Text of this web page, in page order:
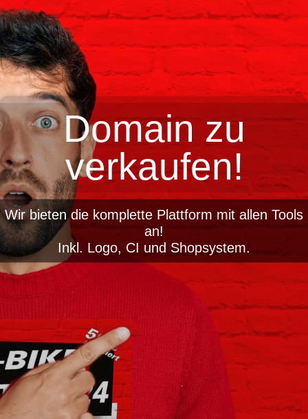
Domain zu
verkaufen!
Wir bieten die komplette Plattform mit allen Tools
an!
Inkl. Logo, CI und Shopsystem.